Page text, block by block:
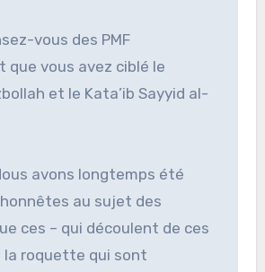
vous des PMF
que vous avez ciblé le
et le Kata’ib Sayyid al-
avons longtemps été
au sujet des
ces – qui découlent de ces
roquette qui sont